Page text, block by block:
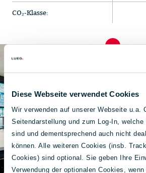
Diese Webseite verwendet Cookies
Wir verwenden auf unserer Webseite u.a.
Seitendarstellung und zum Log-In,
sind und dementsprechend auch nicht
können. Alle weiteren Cookies (insb.
Cookies) sind optional. Sie geben Ihre
Verwendung der optionalen Cookies,
CO₂-Klasse: